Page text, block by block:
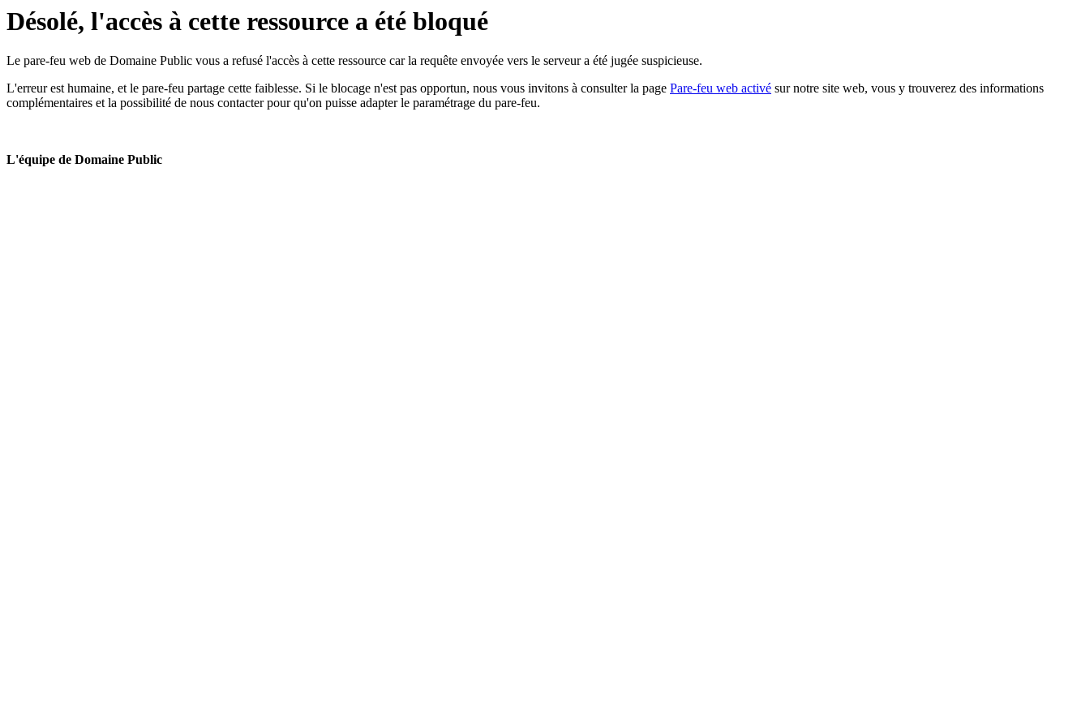
Désolé, l'accès à cette ressource a été bloqué
Le pare-feu web de Domaine Public vous a refusé l'accès à cette ressource car la requête envoyée vers le serveur a été jugée suspicieuse.
L'erreur est humaine, et le pare-feu partage cette faiblesse. Si le blocage n'est pas opportun, nous vous invitons à consulter la page Pare-feu web activé sur notre site web, vous y trouverez des informations
complémentaires et la possibilité de nous contacter pour qu'on puisse adapter le paramétrage du pare-feu.
L'équipe de Domaine Public